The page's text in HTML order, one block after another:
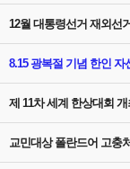
12월 대통령선거 재외선
8.15 광복절 기념 한인 자
제 11차 세계 한상대회 개
교민대상 폴란드어 고충